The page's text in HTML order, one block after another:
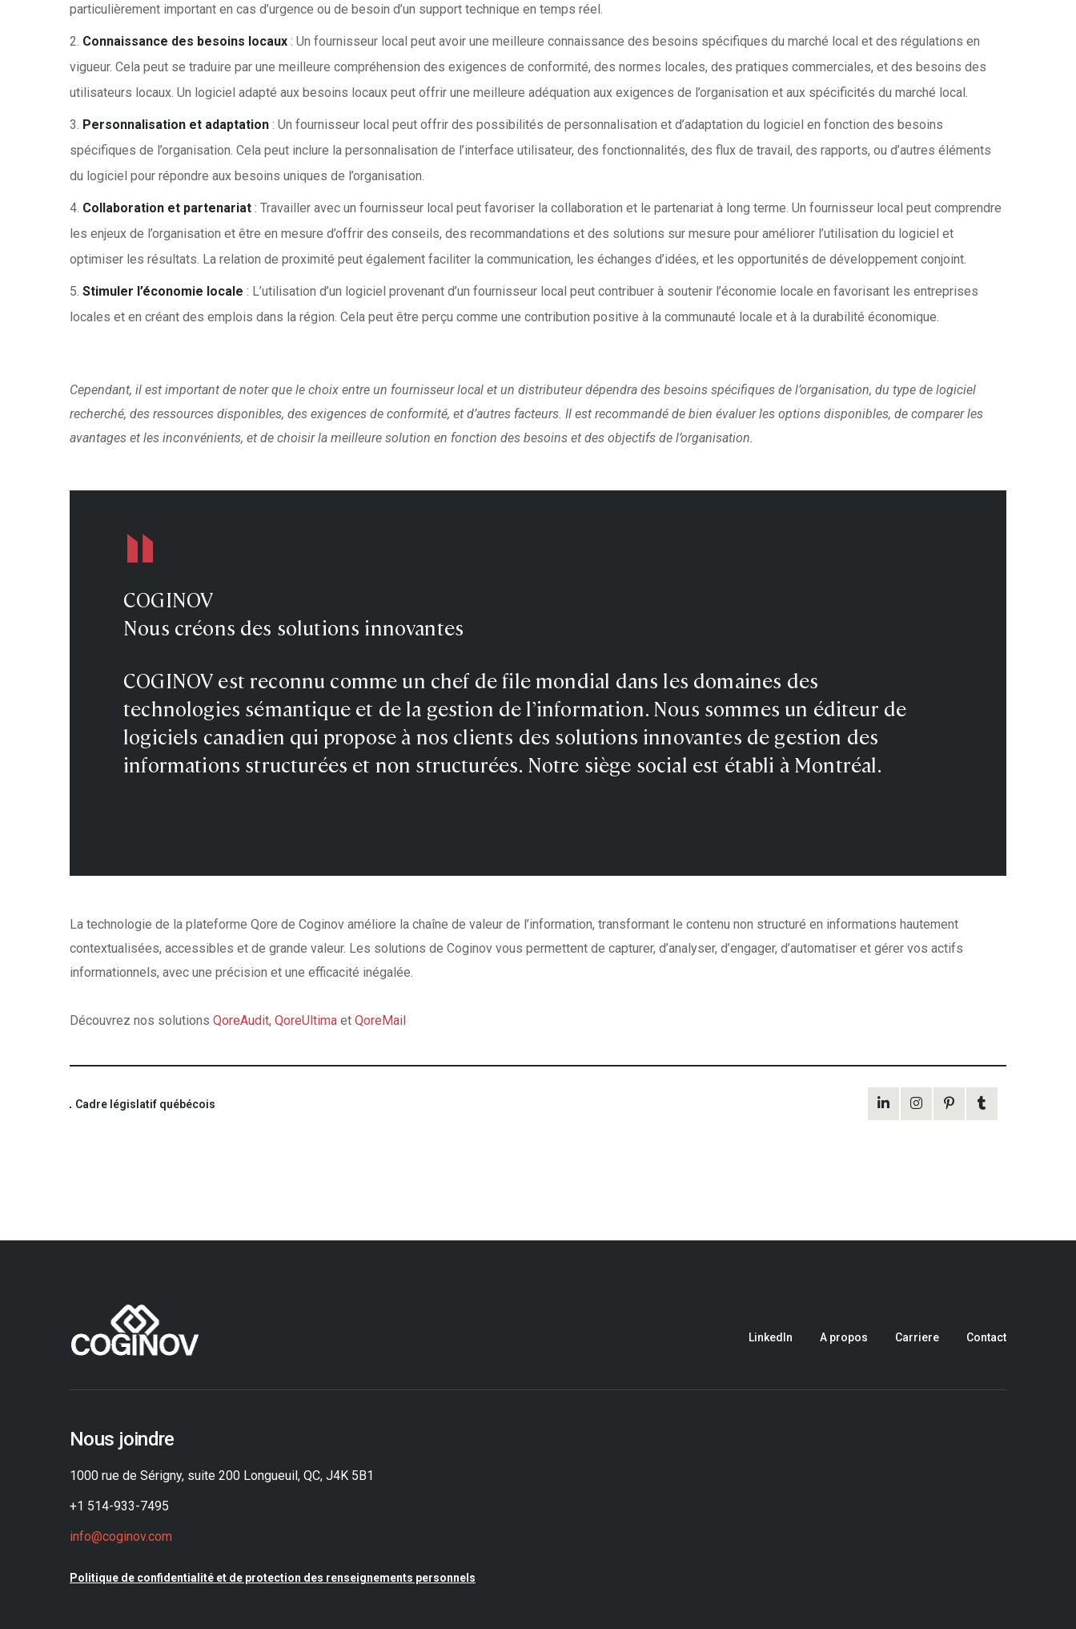
particulièrement important en cas d’urgence ou de besoin d’un support technique en temps réel.
Connaissance des besoins locaux : Un fournisseur local peut avoir une meilleure connaissance des besoins spécifiques du marché local et des régulations en
vigueur. Cela peut se traduire par une meilleure compréhension des exigences de conformité, des normes locales, des pratiques commerciales, et des besoins des
utilisateurs locaux. Un logiciel adapté aux besoins locaux peut offrir une meilleure adéquation aux exigences de l’organisation et aux spécificités du marché local.
Personnalisation et adaptation : Un fournisseur local peut offrir des possibilités de personnalisation et d’adaptation du logiciel en fonction des besoins
spécifiques de l’organisation. Cela peut inclure la personnalisation de l’interface utilisateur, des fonctionnalités, des flux de travail, des rapports, ou d’autres éléments
du logiciel pour répondre aux besoins uniques de l’organisation.
Collaboration et partenariat : Travailler avec un fournisseur local peut favoriser la collaboration et le partenariat à long terme. Un fournisseur local peut comprendre
les enjeux de l’organisation et être en mesure d’offrir des conseils, des recommandations et des solutions sur mesure pour améliorer l’utilisation du logiciel et
optimiser les résultats. La relation de proximité peut également faciliter la communication, les échanges d’idées, et les opportunités de développement conjoint.
Stimuler l’économie locale : L’utilisation d’un logiciel provenant d’un fournisseur local peut contribuer à soutenir l’économie locale en favorisant les entreprises
locales et en créant des emplois dans la région. Cela peut être perçu comme une contribution positive à la communauté locale et à la durabilité économique.
Cependant, il est important de noter que le choix entre un fournisseur local et un distributeur dépendra des besoins spécifiques de l’organisation, du type de logiciel
recherché, des ressources disponibles, des exigences de conformité, et d’autres facteurs. Il est recommandé de bien évaluer les options disponibles, de comparer les
avantages et les inconvénients, et de choisir la meilleure solution en fonction des besoins et des objectifs de l’organisation.
COGINOV
Nous créons des solutions innovantes
COGINOV est reconnu comme un chef de file mondial dans les domaines des
technologies sémantique et de la gestion de l’information. Nous sommes un éditeur de
logiciels canadien qui propose à nos clients des solutions innovantes de gestion des
informations structurées et non structurées. Notre siège social est établi à Montréal.
La technologie de la plateforme Qore de Coginov améliore la chaîne de valeur de l’information, transformant le contenu non structuré en informations hautement
contextualisées, accessibles et de grande valeur. Les solutions de Coginov vous permettent de capturer, d’analyser, d’engager, d’automatiser et gérer vos actifs
informationnels, avec une précision et une efficacité inégalée.
Découvrez nos solutions QoreAudit, QoreUltima et QoreMail
Cadre législatif québécois
LinkedIn A propos Carriere Contact
Nous joindre
1000 rue de Sérigny, suite 200 Longueuil, QC, J4K 5B1
+1 514-933-7495
info@coginov.com
Politique de confidentialité et de protection des renseignements personnels